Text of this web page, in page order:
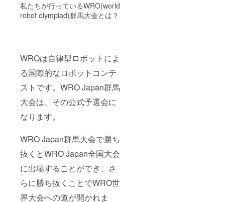
私たちが行っているWRO(world
robot olympiad)群馬大会とは？
WROは自律型ロボットによ
る国際的なロボットコンテ
ストです。WRO Japan群馬
大会は、その公式予選会に
なります。
WRO Japan群馬大会で勝ち
抜くとWRO Japan全国大会
に出場することができ、さ
らに勝ち抜くことでWRO世
界大会への道が開かれま